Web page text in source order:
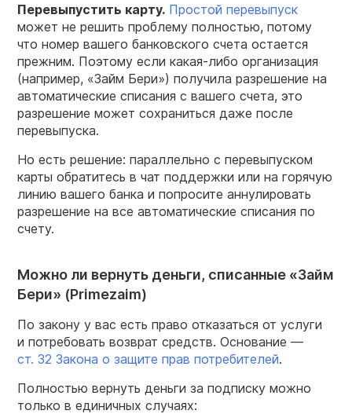
Перевыпустить карту. Простой перевыпуск
может не решить проблему полностью, потому
что номер вашего банковского счета остается
прежним. Поэтому если какая-либо организация
(например, «Займ Бери») получила разрешение на
автоматические списания с вашего счета, это
разрешение может сохраниться даже после
перевыпуска.
Но есть решение: параллельно с перевыпуском
карты обратитесь в чат поддержки или на горячую
линию вашего банка и попросите аннулировать
разрешение на все автоматические списания по
счету.
Можно ли вернуть деньги, списанные «Займ
Бери» (Primezaim)
По закону у вас есть право отказаться от услуги
и потребовать возврат средств. Основание —
ст. 32 Закона о защите прав потребителей.
Полностью вернуть деньги за подписку можно
только в единичных случаях: